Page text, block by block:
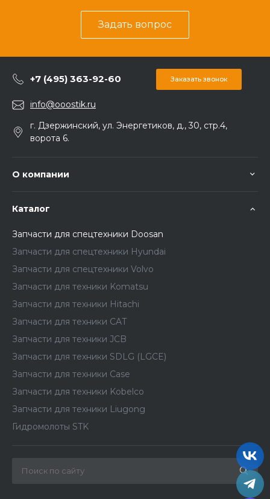
Задать вопрос
+7 (495) 363-92-60 Заказать звонок
info@ooostik.ru
г. Дзержинский, ул. Энергетиков, д., 30, стр.4,
ворота 6.
О компании
Каталог
Запчасти для спецтехники Doosan
Запчасти для спецтехники Hyundai
Запчасти для спецтехники Volvo
Запчасти для техники Komatsu
Запчасти для техники Hitachi
Запчасти для техники CAT
Запчасти для техники JCB
Запчасти для техники SDLG (LGCE)
Запчасти для техники Case
Запчасти для техники Kobelco
Запчасти для техники Liugong
Гидромолоты STK